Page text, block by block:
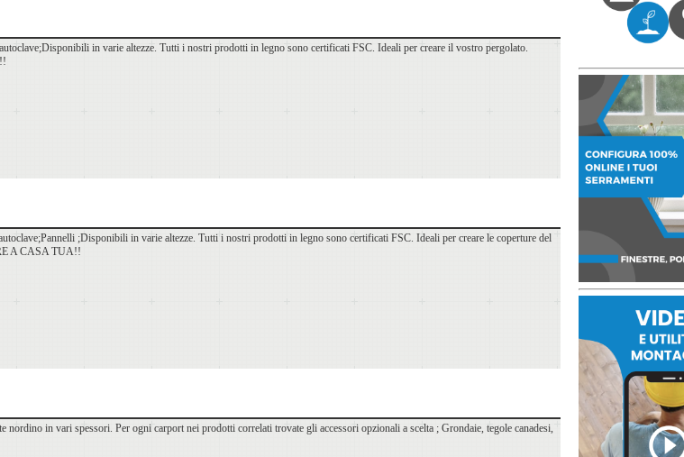
in varie altezze. Tutti i nostri prodotti in legno sono certificati FSC. Ideali per creare il vostro pergolato.
;Disponibili in varie altezze. Tutti i nostri prodotti in legno sono certificati FSC. Ideali per creare le coperture del
A CASA TUA!!
nordino in vari spessori. Per ogni carport nei prodotti correlati trovate gli accessori opzionali a scelta ; Grondaie, tegole canadesi,